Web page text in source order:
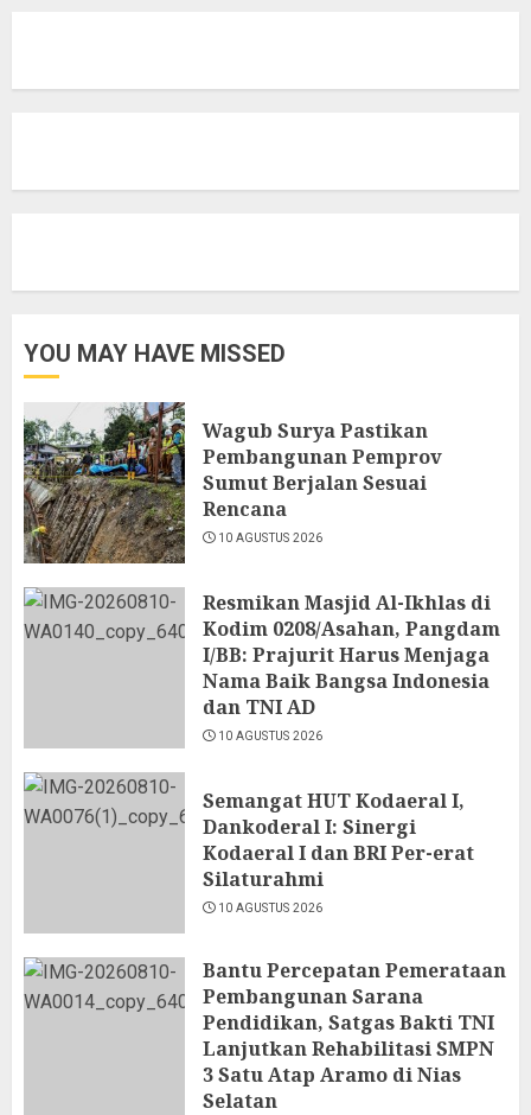
YOU MAY HAVE MISSED
Wagub Surya Pastikan
Pembangunan Pemprov
Sumut Berjalan Sesuai
Rencana
10 AGUSTUS 2026
Resmikan Masjid Al-Ikhlas di
Kodim 0208/Asahan, Pangdam
I/BB: Prajurit Harus Menjaga
Nama Baik Bangsa Indonesia
dan TNI AD
10 AGUSTUS 2026
Semangat HUT Kodaeral I,
Dankoderal I: Sinergi
Kodaeral I dan BRI Per-erat
Silaturahmi
10 AGUSTUS 2026
Bantu Percepatan Pemerataan
Pembangunan Sarana
Pendidikan, Satgas Bakti TNI
Lanjutkan Rehabilitasi SMPN
3 Satu Atap Aramo di Nias
Selatan